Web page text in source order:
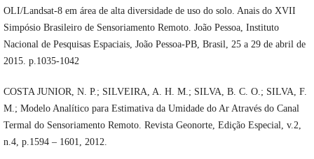
OLI/Landsat-8 em área de alta diversidade de uso do solo. Anais do XVII
Simpósio Brasileiro de Sensoriamento Remoto. João Pessoa, Instituto
Nacional de Pesquisas Espaciais, João Pessoa-PB, Brasil, 25 a 29 de abril de
2015. p.1035-1042
COSTA JUNIOR, N. P.; SILVEIRA, A. H. M.; SILVA, B. C. O.; SILVA, F.
M.; Modelo Analítico para Estimativa da Umidade do Ar Através do Canal
Termal do Sensoriamento Remoto. Revista Geonorte, Edição Especial, v.2,
n.4, p.1594 – 1601, 2012.